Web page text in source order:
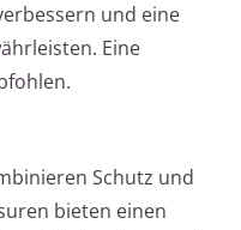
und eine
Eine
Schutz und
bieten einen